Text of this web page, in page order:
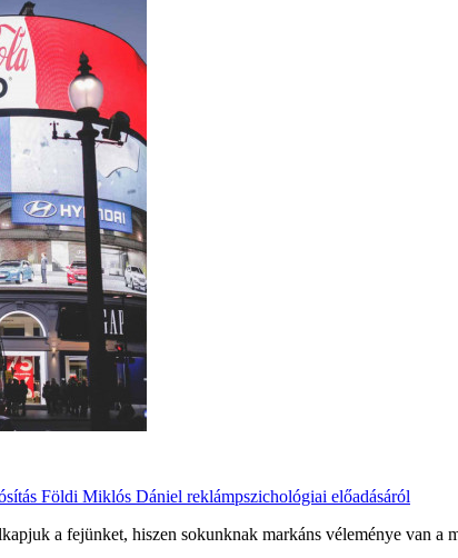
Földi Miklós Dániel reklámpszichológiai előadásáról
a fejünket, hiszen sokunknak markáns véleménye van a